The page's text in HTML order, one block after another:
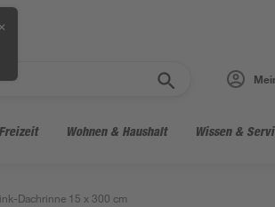
✕
Wohnen & Haushalt Wissen &
Dachrinne 15 x 300 cm